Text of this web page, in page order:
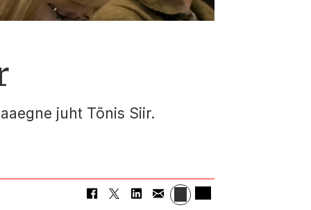
juht Tõnis Siir.